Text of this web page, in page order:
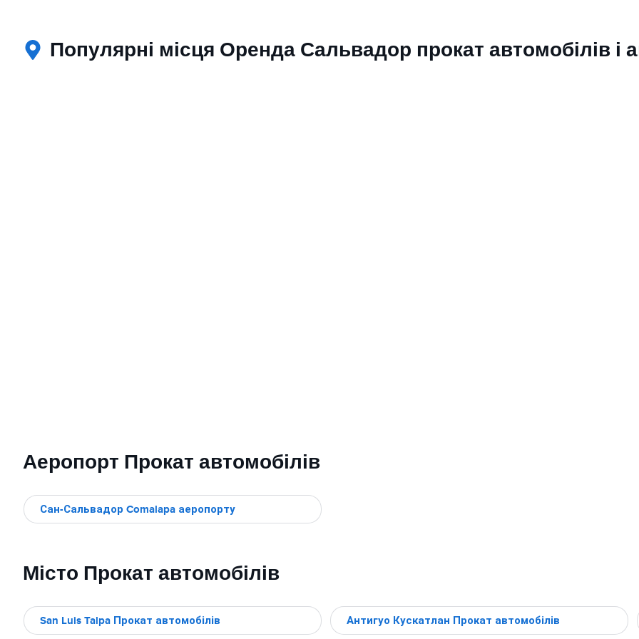
Популярні місця Оренда Сальвадор прокат автомобілів і
Аеропорт Прокат автомобілів
Сан-Сальвадор Comalapa аеропорту
Місто Прокат автомобілів
San Luis Talpa Прокат автомобілів Антигуо Кускатлан Прокат автомобілів